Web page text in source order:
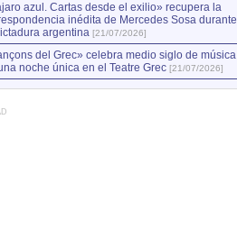
azul. Cartas desde el exilio» recupera la
inédita de Mercedes Sosa durante
argentina [21/07/2026]
del Grec» celebra medio siglo de música
noche única en el Teatre Grec [21/07/2026]